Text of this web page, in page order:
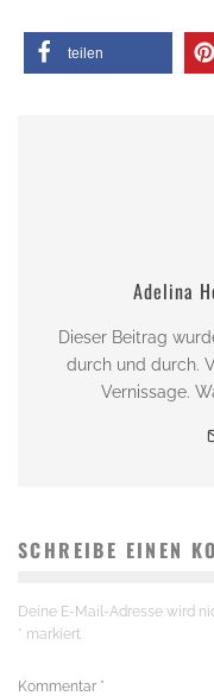
teilen
Adelina
Dieser Beitrag
durch und durch.
Vernissage.
SCHREIBE EINEN
Deine E-Mail-Adresse wird
* markiert
Kommentar *